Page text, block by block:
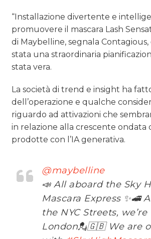
“Installazione divertente e
promuovere il mascara Lash
di Maybelline, segnala
stata una straordinaria
stata vera.
La società di trend e insight ha
dell’operazione e qualche
riguardo ad attivazioni che
in relazione alla crescente ondata
prodotte con l’IA generativa.
@maybelline
📣 All aboard the Sky
Mascara Express ✨🚄
the NYC Streets,
London💂🇬🇧 We are